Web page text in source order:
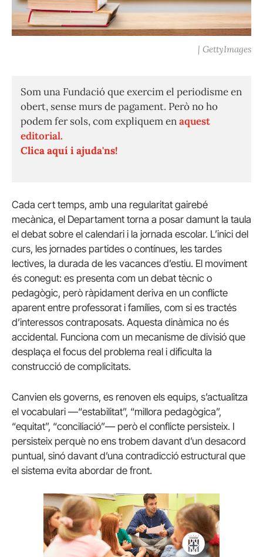
| GettyImages
Som una Fundació que exercim el periodisme en
obert, sense murs de pagament. Però no ho
podem fer sols, com expliquem enaquest
editorial.
Clica aquí i ajuda'ns!
Cada cert temps, amb una regularitat gairebé
mecànica, el Departament torna a posar damunt la taula
el debat sobre el calendari i la jornada escolar. L’inici del
curs, les jornades partides o contínues, les tardes
lectives, la durada de les vacances d’estiu. El moviment
és conegut: es presenta com un debat tècnic o
pedagògic, però ràpidament deriva en un conflicte
aparent entre professorat i famílies, com si es tractés
d’interessos contraposats. Aquesta dinàmica no és
accidental. Funciona com un mecanisme de divisió que
desplaça el focus del problema real i dificulta la
construcció de complicitats.
Canvien els governs, es renoven els equips, s’actualitza
el vocabulari —“estabilitat”, “millora pedagògica”,
“equitat”, “conciliació”— però el conflicte persisteix. I
persisteix perquè no ens trobem davant d’un desacord
puntual, sinó davant d’una contradicció estructural que
el sistema evita abordar de front.